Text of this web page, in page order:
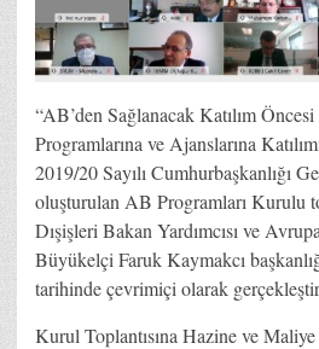
“AB’den Sağlanacak Katılım
Programlarına ve Ajanslarına
2019/20 Sayılı Cumhurbaşkanlığı
oluşturulan AB Programları Kurulu
Dışişleri Bakan Yardımcısı ve
Büyükelçi Faruk Kaymakcı
tarihinde çevrimiçi olarak
Kurul Toplantısına Hazine ve Maliye